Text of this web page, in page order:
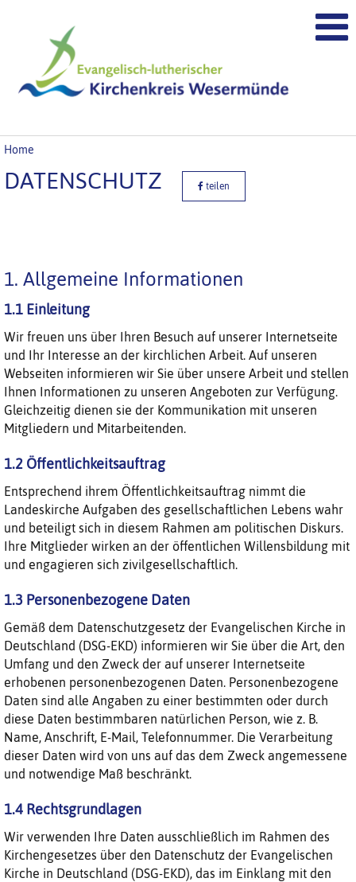
Home
DATENSCHUTZ teilen
1. Allgemeine Informationen
1.1 Einleitung
Wir freuen uns über Ihren Besuch auf unserer Internetseite
und Ihr Interesse an der kirchlichen Arbeit. Auf unseren
Webseiten informieren wir Sie über unsere Arbeit und stellen
Ihnen Informationen zu unseren Angeboten zur Verfügung.
Gleichzeitig dienen sie der Kommunikation mit unseren
Mitgliedern und Mitarbeitenden.
1.2 Öffentlichkeitsauftrag
Entsprechend ihrem Öffentlichkeitsauftrag nimmt die
Landeskirche Aufgaben des gesellschaftlichen Lebens wahr
und beteiligt sich in diesem Rahmen am politischen Diskurs.
Ihre Mitglieder wirken an der öffentlichen Willensbildung mit
und engagieren sich zivilgesellschaftlich.
1.3 Personenbezogene Daten
Gemäß dem Datenschutzgesetz der Evangelischen Kirche in
Deutschland (DSG-EKD) informieren wir Sie über die Art, den
Umfang und den Zweck der auf unserer Internetseite
erhobenen personenbezogenen Daten. Personenbezogene
Daten sind alle Angaben zu einer bestimmten oder durch
diese Daten bestimmbaren natürlichen Person, wie z. B.
Name, Anschrift, E-Mail, Telefonnummer. Die Verarbeitung
dieser Daten wird von uns auf das dem Zweck angemessene
und notwendige Maß beschränkt.
1.4 Rechtsgrundlagen
Wir verwenden Ihre Daten ausschließlich im Rahmen des
Kirchengesetzes über den Datenschutz der Evangelischen
Kirche in Deutschland (DSG-EKD), das im Einklang mit den